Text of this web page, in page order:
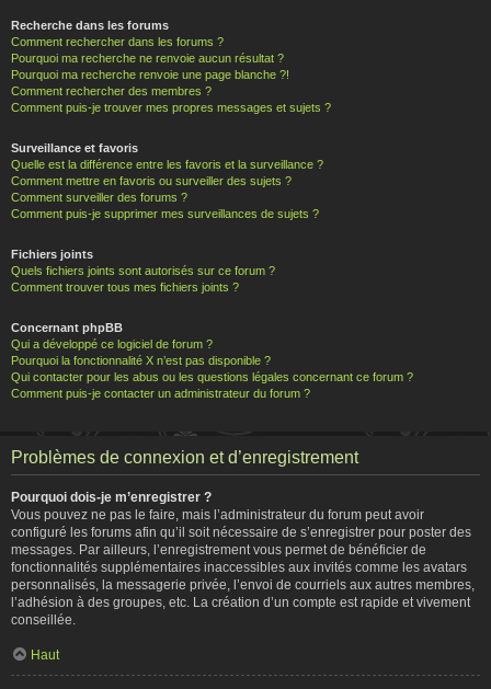
Recherche dans les forums
Comment rechercher dans les forums ?
Pourquoi ma recherche ne renvoie aucun résultat ?
Pourquoi ma recherche renvoie une page blanche ?!
Comment rechercher des membres ?
Comment puis-je trouver mes propres messages et sujets ?
Surveillance et favoris
Quelle est la différence entre les favoris et la surveillance ?
Comment mettre en favoris ou surveiller des sujets ?
Comment surveiller des forums ?
Comment puis-je supprimer mes surveillances de sujets ?
Fichiers joints
Quels fichiers joints sont autorisés sur ce forum ?
Comment trouver tous mes fichiers joints ?
Concernant phpBB
Qui a développé ce logiciel de forum ?
Pourquoi la fonctionnalité X n’est pas disponible ?
Qui contacter pour les abus ou les questions légales concernant ce forum ?
Comment puis-je contacter un administrateur du forum ?
Problèmes de connexion et d’enregistrement
Pourquoi dois-je m’enregistrer ?
Vous pouvez ne pas le faire, mais l’administrateur du forum peut avoir
configuré les forums afin qu’il soit nécessaire de s’enregistrer pour poster des
messages. Par ailleurs, l’enregistrement vous permet de bénéficier de
fonctionnalités supplémentaires inaccessibles aux invités comme les avatars
personnalisés, la messagerie privée, l’envoi de courriels aux autres membres,
l’adhésion à des groupes, etc. La création d’un compte est rapide et vivement
conseillée.
Haut